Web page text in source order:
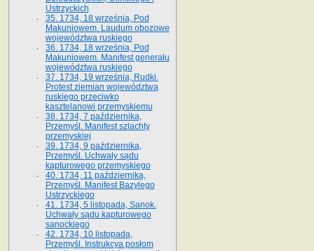
Ustrzyckich
35. 1734, 18 września, Pod
Makuniowem. Laudum obozowe
województwa ruskiego
36. 1734, 18 września, Pod
Makuniowem. Manifest generału
województwa ruskiego
37. 1734, 19 września, Rudki.
Protest ziemian województwa
ruskiego przeciwko
kasztelanowi przemyskiemu
38. 1734, 7 października,
Przemyśl. Manifest szlachty
przemyskiej
39. 1734, 9 października,
Przemyśl. Uchwały sądu
kapturowego przemyskiego
40. 1734, 11 października,
Przemyśl. Manifest Bazylego
Ustrzyckiego
41. 1734, 5 listopada, Sanok.
Uchwały sądu kapturowego
sanockiego
42. 1734, 10 listopada,
Przemyśl. Instrukcya posłom